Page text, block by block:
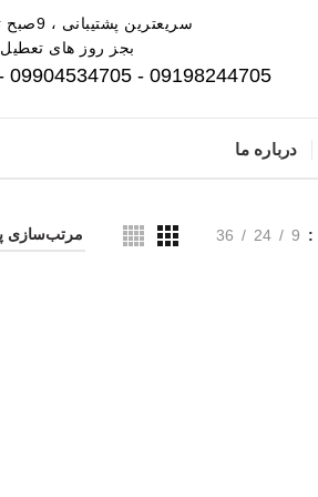
سریعترین پشتیبانی ، 9صبح تا 8 شب
بجز روز های تعطیل
09198244705 - 09904534705 - 021-77540187
درباره ما
9
24
36